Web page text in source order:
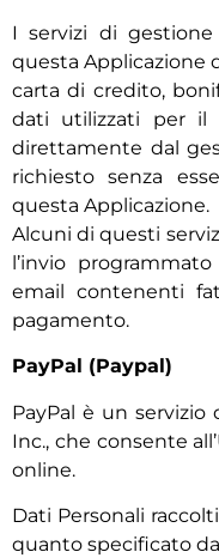
I servizi di
questa Applicazione
carta di credito,
dati utilizzati per il
direttamente dal
richiesto senza
questa Applicazione.
Alcuni di questi
l’invio
email contenenti
pagamento.
PayPal (Paypal)
PayPal è un
Inc., che consente
online.
Dati Personali
quanto specificato